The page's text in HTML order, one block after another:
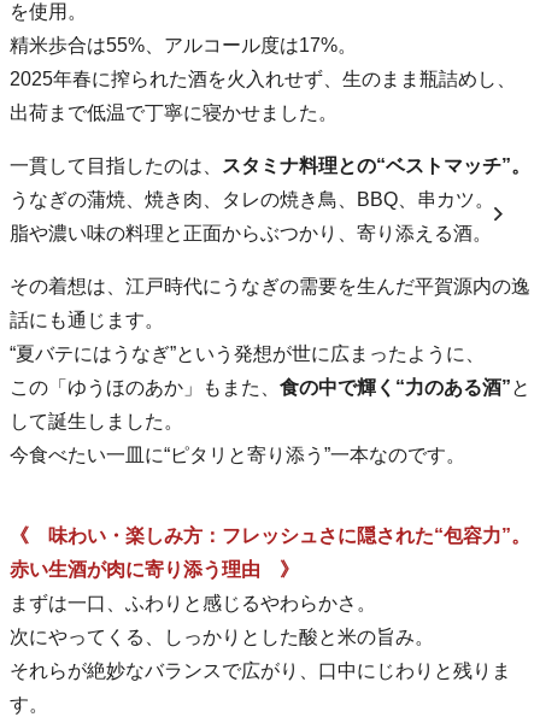
を使用。
精米歩合は55%、アルコール度は17%。
2025年春に搾られた酒を火入れせず、生のまま瓶詰めし、
出荷まで低温で丁寧に寝かせました。
一貫して目指したのは、
スタミナ料理との“ベストマッチ”。
うなぎの蒲焼、焼き肉、タレの焼き鳥、BBQ、串カツ。
脂や濃い味の料理と正面からぶつかり、寄り添える酒。
その着想は、江戸時代にうなぎの需要を生んだ平賀源内の逸
話にも通じます。
“夏バテにはうなぎ”という発想が世に広まったように、
この「ゆうほのあか」もまた、 食の中で輝く“力のある酒”と
して誕生しました。
今食べたい一皿に“ピタリと寄り添う”一本なのです。
《 味わい・楽しみ方：フレッシュさに隠された“包容力”。
赤い生酒が肉に寄り添う理由 》
まずは一口、ふわりと感じるやわらかさ。
次にやってくる、しっかりとした酸と米の旨み。
それらが絶妙なバランスで広がり、口中にじわりと残りま
す。